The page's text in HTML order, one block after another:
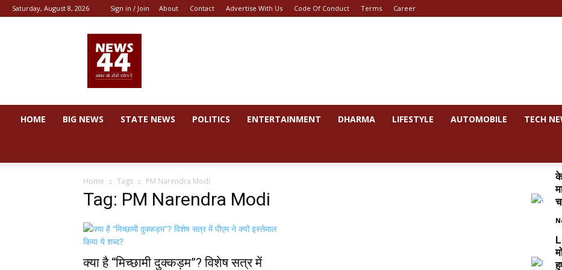
Saturday, August 8, 2026 Sign in / Join About Contact Advertise With Us Code Of Conduct Terms Career
44
HOME BIG NEWS STATE NEWS POLITICS ENTERTAINMENT DHARMA LIFESTYLE AUTOMOBILE TECH
Home Tags PM Narendra Modi
Tag: PM Narendra Modi
क्या है “मिच्छामी दुक्कड़म”? विशेष सत्र में